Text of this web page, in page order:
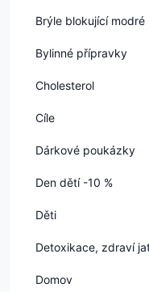
Brýle blokující
Bylinné přípravky
Cholesterol
Cíle
Dárkové poukázky
Den dětí -10 %
Děti
Detoxikace, zdraví
Domov